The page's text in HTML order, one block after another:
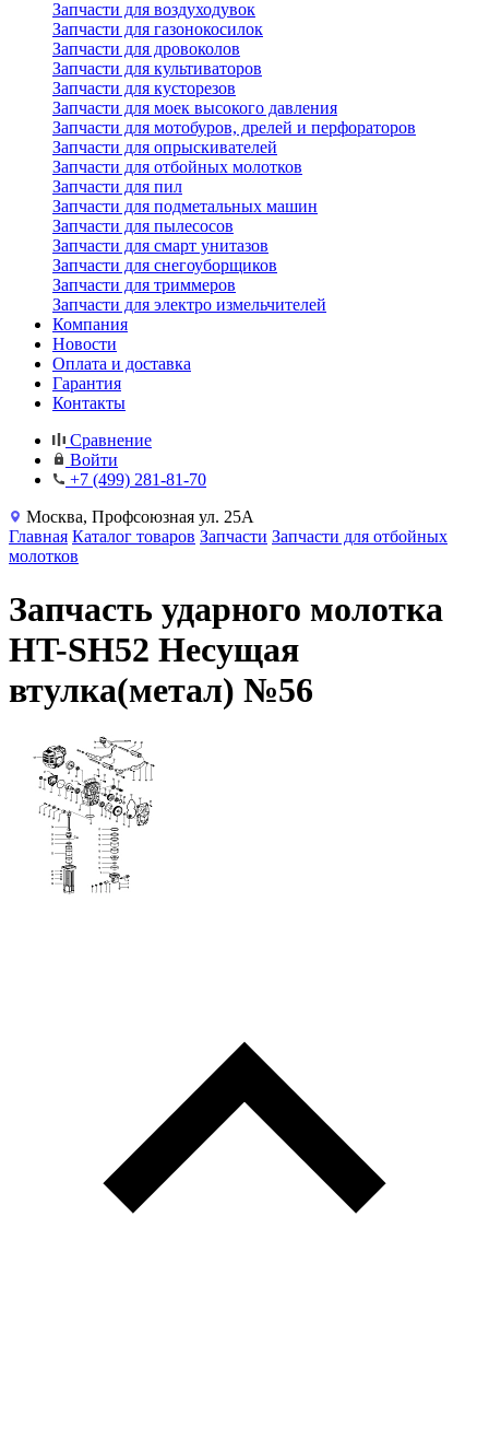
Запчасти для воздуходувок
Запчасти для газонокосилок
Запчасти для дровоколов
Запчасти для культиваторов
Запчасти для кусторезов
Запчасти для моек высокого давления
Запчасти для мотобуров, дрелей и перфораторов
Запчасти для опрыскивателей
Запчасти для отбойных молотков
Запчасти для пил
Запчасти для подметальных машин
Запчасти для пылесосов
Запчасти для смарт унитазов
Запчасти для снегоуборщиков
Запчасти для триммеров
Запчасти для электро измельчителей
Компания
Новости
Оплата и доставка
Гарантия
Контакты
Сравнение
Войти
+7 (499) 281-81-70
Москва, Профсоюзная ул. 25А
Главная Каталог товаров Запчасти Запчасти для отбойных
молотков
Запчасть ударного молотка
HT-SH52 Несущая
втулка(метал) №56